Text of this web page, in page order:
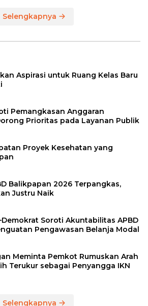
Selengkapnya
Aspirasi untuk Ruang Kelas Baru
Pemangkasan Anggaran
Prioritas pada Layanan Publik
Proyek Kesehatan yang
Balikpapan 2026 Terpangkas,
Justru Naik
Soroti Akuntabilitas APBD
Pengawasan Belanja Modal
Meminta Pemkot Rumuskan Arah
Terukur sebagai Penyangga IKN
Selengkapnya